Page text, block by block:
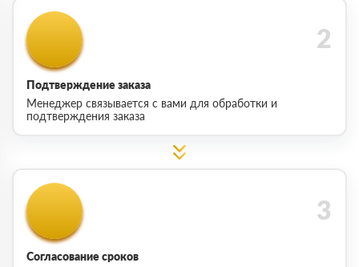
Подтверждение заказа
Менеджер связывается с вами для обработки и
подтверждения заказа
Согласование сроков